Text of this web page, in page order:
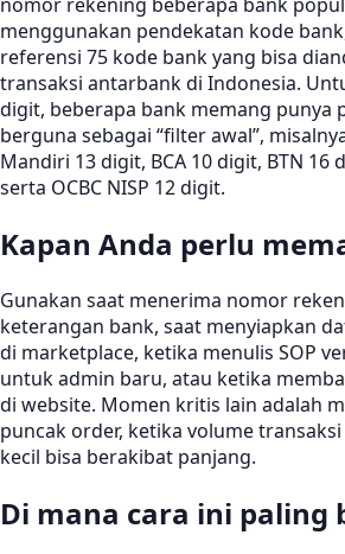
menggunakan pendekatan kode
referensi 75 kode bank yang bisa
transaksi antarbank di Indonesia.
digit, beberapa bank memang punya
berguna sebagai “filter awal”,
Mandiri 13 digit, BCA 10 digit, BTN 16
serta OCBC NISP 12 digit.
Kapan Anda perlu
Gunakan saat menerima nomor
keterangan bank, saat menyiapkan
di marketplace, ketika menulis SOP
untuk admin baru, atau ketika
di website. Momen kritis lain adalah
puncak order, ketika volume
kecil bisa berakibat panjang.
Di mana cara ini paling